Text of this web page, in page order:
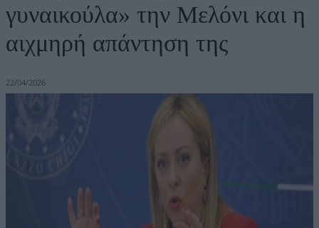
γυναικούλα» την Μελόνι και η
αιχμηρή απάντηση της
22/04/2026